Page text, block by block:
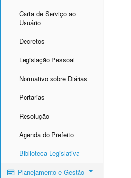
Carta de Serviço ao
Usuário
Decretos
Legislação Pessoal
Normativo sobre Diárias
Portarias
Resolução
Agenda do Prefeito
Biblioteca Legislativa
Planejamento e Gestão